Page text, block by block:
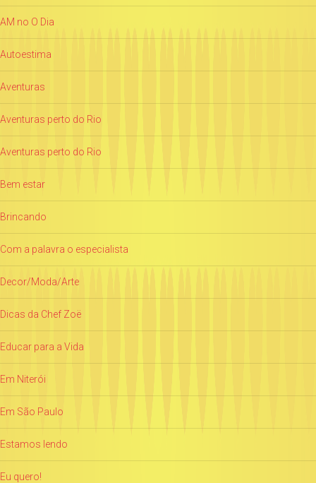
AM no O Dia
Autoestima
Aventuras
Aventuras perto do Rio
Aventuras perto do Rio
Bem estar
Brincando
Com a palavra o especialista
Decor/Moda/Arte
Dicas da Chef Zoë
Educar para a Vida
Em Niterói
Em São Paulo
Estamos lendo
Eu quero!